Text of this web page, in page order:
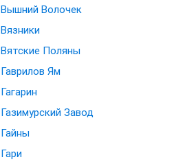
Вышний Волочек
Вязники
Вятские Поляны
Гаврилов Ям
Гагарин
Газимурский Завод
Гайны
Гари